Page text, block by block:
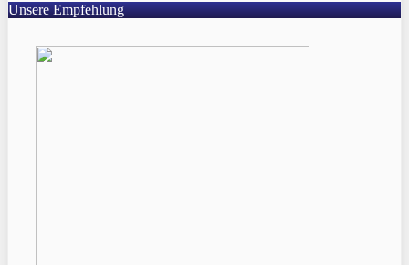
Unsere Empfehlung